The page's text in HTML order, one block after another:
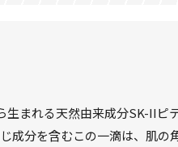
まれる天然由来成分SK-IIピ
成分を含むこの一滴は、肌の